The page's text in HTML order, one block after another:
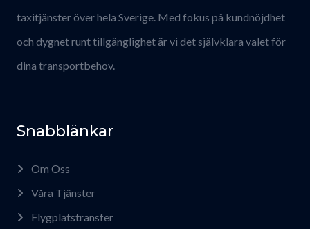
taxitjänster över hela Sverige. Med fokus på kundnöjdhet
och dygnet runt tillgänglighet är vi det självklara valet för
dina transportbehov.
Snabblänkar
Om Oss
Våra Tjänster
Flygplatstransfer